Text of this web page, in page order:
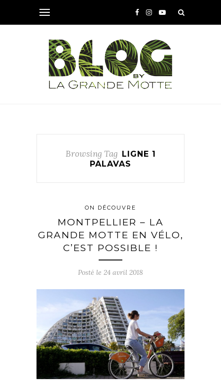
Browsing Tag LIGNE 1
PALAVAS
ON DÉCOUVRE
MONTPELLIER – LA
GRANDE MOTTE EN VÉLO,
C’EST POSSIBLE !
Posté le 24 avril 2018